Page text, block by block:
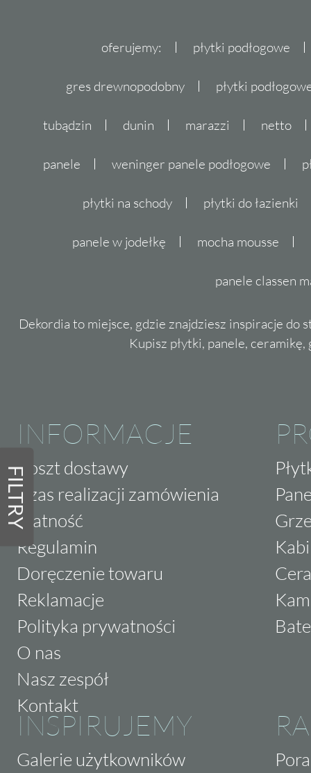
FILTRY
oferujemy: płytki podłogowe
gres drewnopodobny płytki
tubądzin dunin marazzi netto
panele weninger panele podłogowe
płytki na schody płytki do łazienki
panele w jodełkę mocha mousse
panele classen
Dekordia to miejsce, gdzie znajdziesz inspiracje do
Kupisz płytki, panele,
INFORMACJE
Koszt dostawy
Czas realizacji zamówienia
Płatność
Regulamin
Doręczenie towaru
Reklamacje
Polityka prywatności
O nas
Nasz zespół
Kontakt
INSPIRUJEMY
Galerie użytkowników